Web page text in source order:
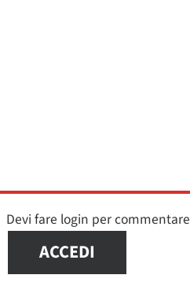
Devi fare login per commentare
ACCEDI